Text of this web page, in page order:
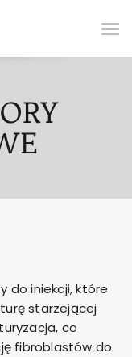
do iniekcji, które
starzejącej
co
fibroblastów do